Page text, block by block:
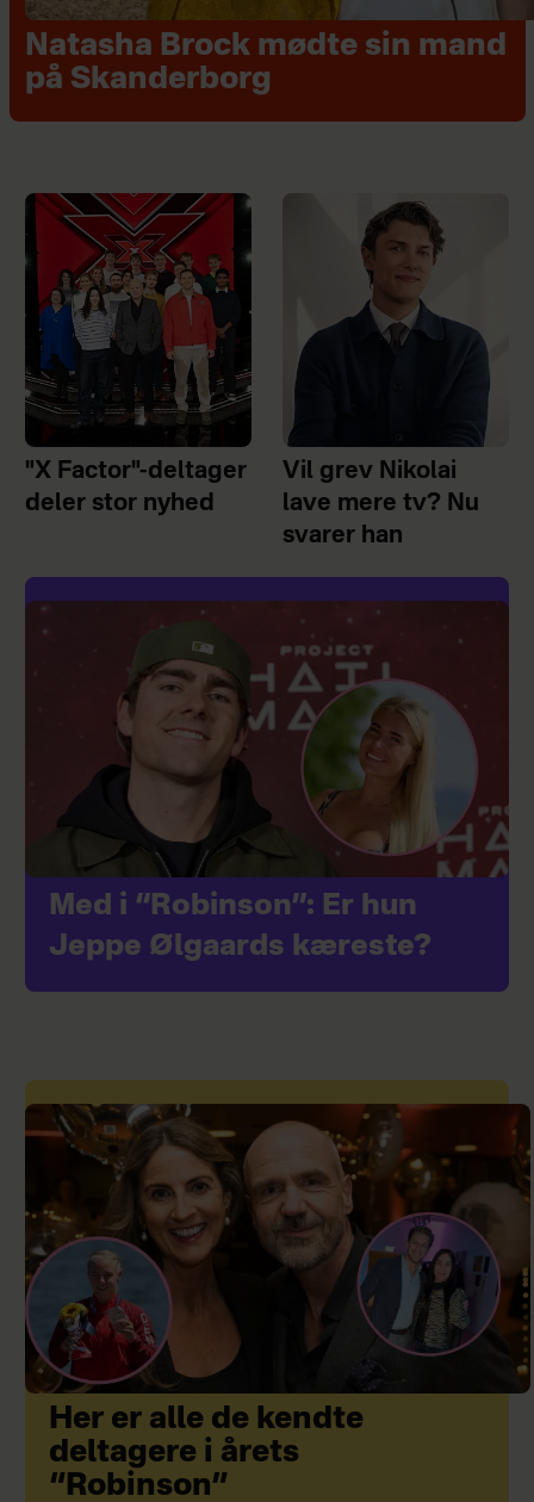
Natasha Brock mødte sin mand
på Skanderborg
"X Factor"-deltager
deler stor nyhed
Vil grev Nikolai
lave mere tv? Nu
svarer han
Med i “Robinson”: Er hun
Jeppe Ølgaards kæreste?
Her er alle de kendte
deltagere i årets
“Robinson”